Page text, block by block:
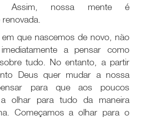
Assim, nossa mente é
que nascemos de novo, não
a pensar como
tudo. No entanto, a partir
Deus quer mudar a nossa
para que aos poucos
a olhar para tudo da maneira
Começamos a olhar para o